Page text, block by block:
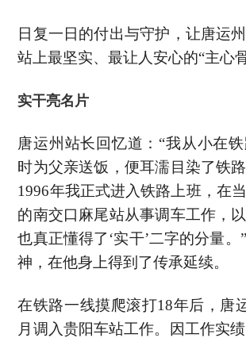
日复一日的付出与守护，让唐运
站上最坚实、最让人安心的“主心骨
实干亮名片
唐运州站长回忆道：“我从小在
时为父亲送饭，便耳濡目染了铁路
1996年我正式进入铁路上班，在
的南交口麻尾站从事调车工作，
也真正懂得了‘实干’二字的分量。
神，在他身上得到了传承延续。
在铁路一线摸爬滚打18年后，唐
月调入贵阳车站工作。因工作实